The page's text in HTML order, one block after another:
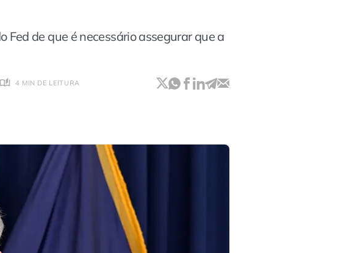
Fed de que é necessário assegurar que a
4 MIN DE LEITURA